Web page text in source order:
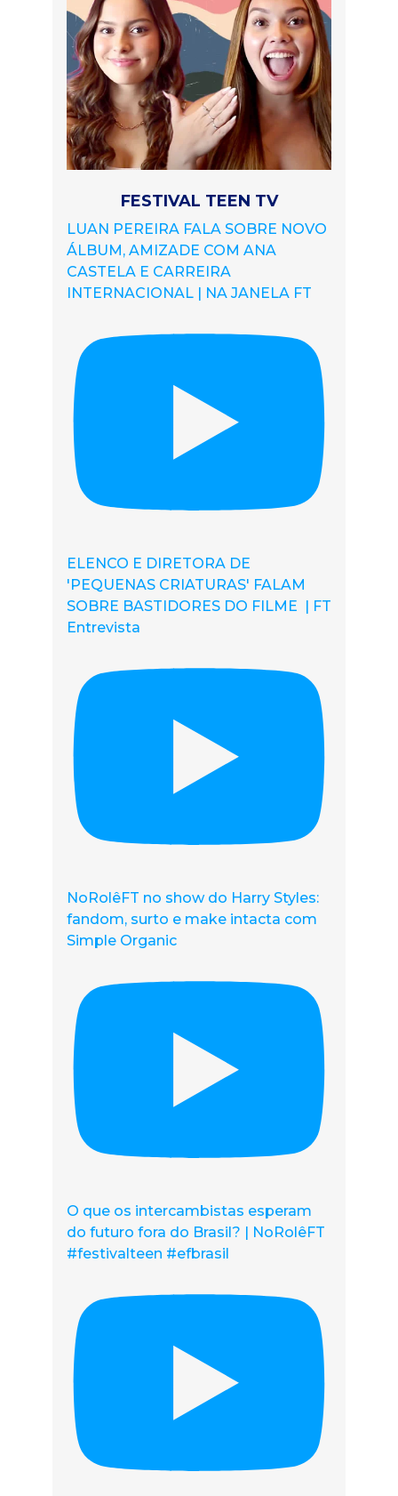
FESTIVAL TEEN TV
LUAN PEREIRA FALA SOBRE NOVO
ÁLBUM, AMIZADE COM ANA
CASTELA E CARREIRA
INTERNACIONAL | NA JANELA FT
ELENCO E DIRETORA DE
'PEQUENAS CRIATURAS' FALAM
SOBRE BASTIDORES DO FILME | FT
Entrevista
NoRolêFT no show do Harry Styles:
fandom, surto e make intacta com
Simple Organic
O que os intercambistas esperam
do futuro fora do Brasil? | NoRolêFT
#festivalteen #efbrasil